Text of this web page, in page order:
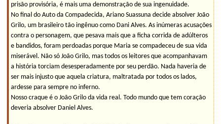
prisão provisória, é mais uma demonstração de sua ingenuidade.
No final do Auto da Compadecida, Ariano Suassuna decide absolver João
Grilo, um brasileiro tão ingênuo como Dani Alves. As inúmeras acusações
contra o personagem, que pesava mais que a ficha corrida de adúlteros
e bandidos, foram perdoadas porque Maria se compadeceu de sua vida
miserável. Não só João Grilo, mas todos os leitores que acompanhavam
a história torciam desesperadamente por seu perdão. Nada haveria de
ser mais injusto que aquela criatura, maltratada por todos os lados,
ardesse para sempre no inferno.
Nosso craque é o João Grilo da vida real. Todo mundo que tem coração
deveria absolver Daniel Alves.